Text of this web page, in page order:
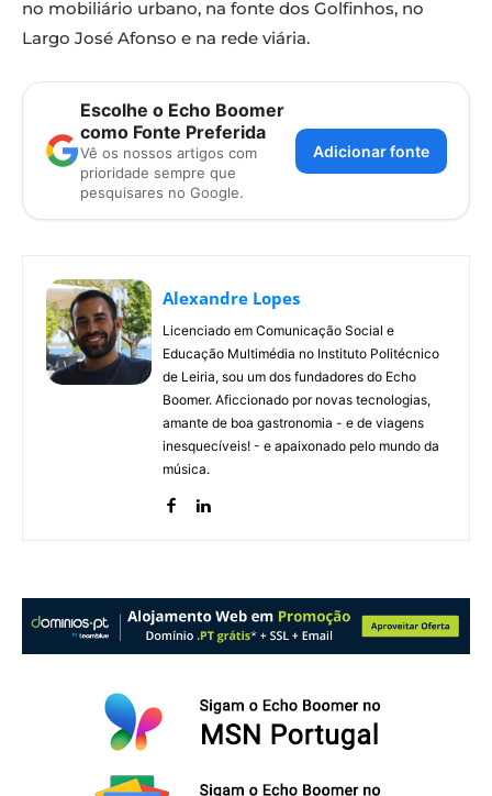
no mobiliário urbano, na fonte dos Golfinhos, no
Largo José Afonso e na rede viária.
Escolhe o Echo Boomer
como Fonte Preferida
Vê os nossos artigos com
prioridade sempre que
pesquisares no Google.
Adicionar fonte
Alexandre Lopes
Licenciado em Comunicação Social e
Educação Multimédia no Instituto Politécnico
de Leiria, sou um dos fundadores do Echo
Boomer. Aficcionado por novas tecnologias,
amante de boa gastronomia - e de viagens
inesquecíveis! - e apaixonado pelo mundo da
música.